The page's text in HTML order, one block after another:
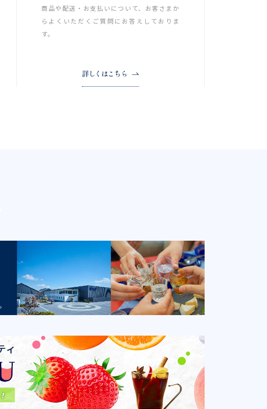
商品や配送・お支払いについて、お客さまか
らよくいただくご質問にお答えしておりま
す。
詳しくはこちら